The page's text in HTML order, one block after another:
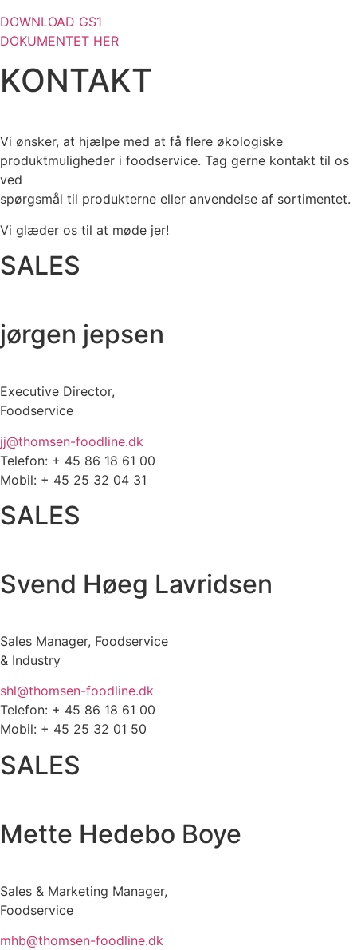
DOWNLOAD GS1
DOKUMENTET HER
KONTAKT
Vi ønsker, at hjælpe med at få flere økologiske
produktmuligheder i foodservice. Tag gerne kontakt til os
ved
spørgsmål til produkterne eller anvendelse af sortimentet.
Vi glæder os til at møde jer!
SALES
jørgen jepsen
Executive Director,
Foodservice
jj@thomsen-foodline.dk
Telefon: + 45 86 18 61 00
Mobil: + 45 25 32 04 31
SALES
Svend Høeg Lavridsen
Sales Manager, Foodservice
& Industry
shl@thomsen-foodline.dk
Telefon: + 45 86 18 61 00
Mobil: + 45 25 32 01 50
SALES
Mette Hedebo Boye
Sales & Marketing Manager,
Foodservice
mhb@thomsen-foodline.dk